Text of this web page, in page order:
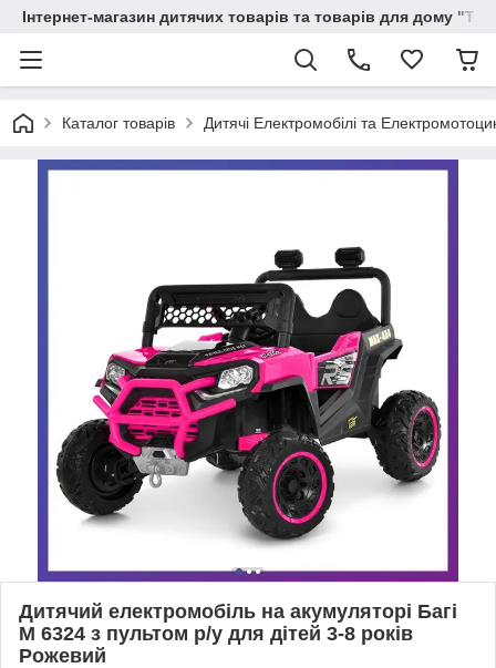
Інтернет-магазин дитячих товарів та товарів для дому
Каталог товарів Дитячі Електромобілі та
Дитячий електромобіль на акумуляторі Багі
M 6324 з пультом р/у для дітей 3-8 років
Рожевий